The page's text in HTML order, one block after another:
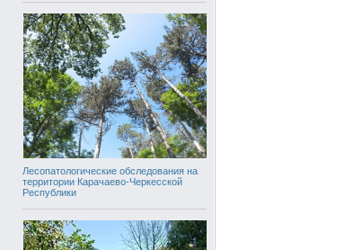
Лесопатологические обследования на
территории Карачаево-Черкесской
Республики